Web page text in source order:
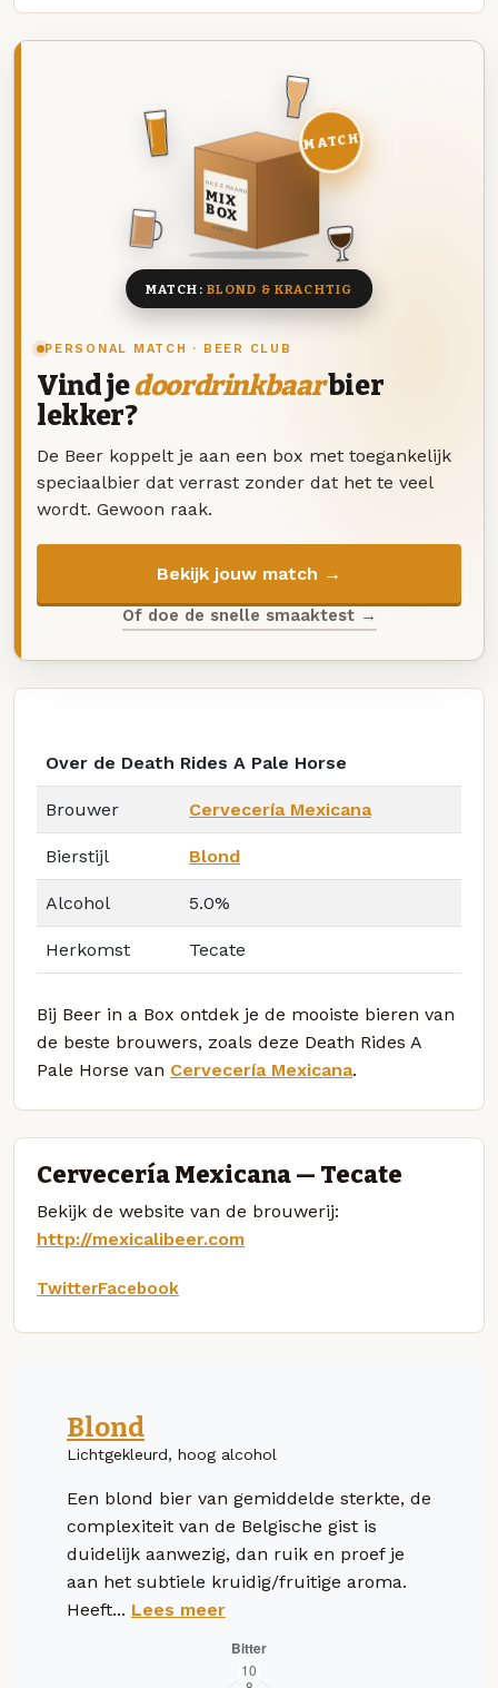
PERSONAL MATCH · BEER CLUB
Vind jedoordrinkbaarbier
lekker?
De Beer koppelt je aan een box met toegankelijk
speciaalbier dat verrast zonder dat het te veel
wordt. Gewoon raak.
Bekijk jouw match →
Of doe de snelle smaaktest →
DEZE MAAND
MIX
BOX
8 BIEREN
MATCH
MATCH: BLOND & KRACHTIG
Over de Death Rides A Pale Horse
Brouwer Cervecería Mexicana
Bierstijl Blond
Alcohol 5.0%
Herkomst Tecate
Bij Beer in a Box ontdek je de mooiste bieren van
de beste brouwers, zoals deze Death Rides A
Pale Horse van Cervecería Mexicana.
Cervecería Mexicana — Tecate
Bekijk de website van de brouwerij:
http://mexicalibeer.com
TwitterFacebook
Blond
Lichtgekleurd, hoog alcohol
Een blond bier van gemiddelde sterkte, de
complexiteit van de Belgische gist is
duidelijk aanwezig, dan ruik en proef je
aan het subtiele kruidig/fruitige aroma.
Heeft... Lees meer